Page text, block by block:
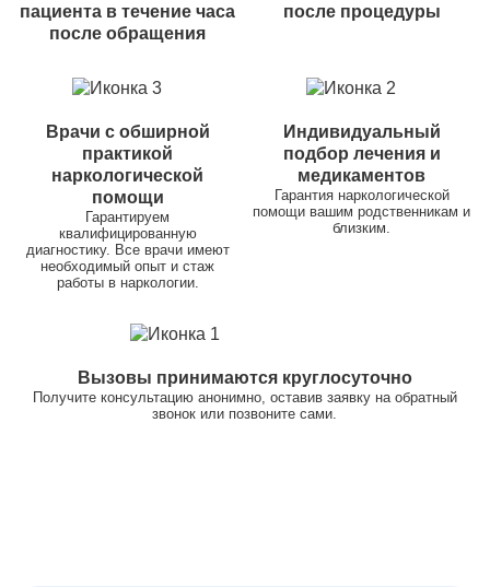
пациента в течение часа
после обращения
после процедуры
Врачи с обширной
практикой
наркологической
помощи
Гарантируем
квалифицированную
диагностику. Все врачи имеют
необходимый опыт и стаж
работы в наркологии.
Индивидуальный
подбор лечения и
медикаментов
Гарантия наркологической
помощи вашим родственникам и
близким.
Вызовы принимаются круглосуточно
Получите консультацию анонимно, оставив заявку на обратный
звонок или позвоните сами.